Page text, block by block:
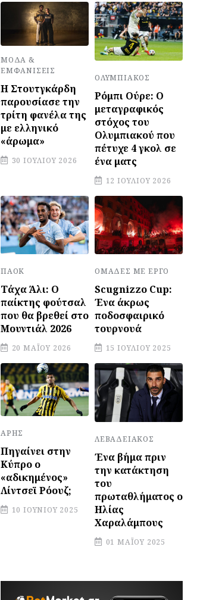
ΜΌΔΑ &
ΕΜΦΑΝΊΣΕΙΣ
Η Στουτγκάρδη
παρουσίασε την
τρίτη φανέλα της
με ελληνικό
«άρωμα»
30 ΙΟΥΛΊΟΥ 2026
ΟΛΥΜΠΙΑΚΌΣ
Ρόμπι Ούρε: Ο
μεταγραφικός
στόχος του
Ολυμπιακού που
πέτυχε 4 γκολ σε
ένα ματς
12 ΙΟΥΛΊΟΥ 2026
ΠΑΟΚ
Τάχα Άλι: Ο
παίκτης φούτσαλ
που θα βρεθεί στο
Μουντιάλ 2026
20 ΜΑΪ́ΟΥ 2026
ΟΜΆΔΕΣ ΜΕ ΈΡΓΟ
Scugnizzo Cup:
Ένα άκρως
ποδοσφαιρικό
τουρνουά
15 ΙΟΥΛΊΟΥ 2025
ΆΡΗΣ
Πηγαίνει στην
Κύπρο ο
«αδικημένος»
Λίντσεϊ Ρόουζ;
10 ΙΟΥΝΊΟΥ 2025
ΛΕΒΑΔΕΙΑΚΌΣ
Ένα βήμα πριν
την κατάκτηση
του
πρωταθλήματος ο
Ηλίας
Χαραλάμπους
01 ΜΑΪ́ΟΥ 2025